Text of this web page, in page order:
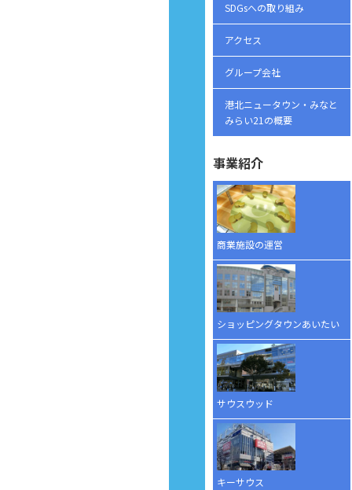
SDGsへの取り組み
アクセス
グループ会社
港北ニュータウン・みなと
みらい21の概要
事業紹介
商業施設の運営
ショッピングタウンあいたい
サウスウッド
キーサウス